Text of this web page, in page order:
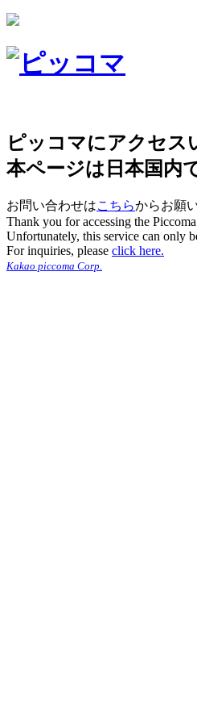
ピッコマにアクセス
本ページは日本国内
お問い合わせはこちらからお願
Thank you for accessing the
Unfortunately, this service can only
For inquiries, please click here.
Kakao piccoma Corp.